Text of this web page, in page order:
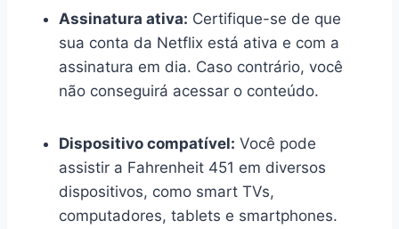
Assinatura ativa: Certifique-se de que
sua conta da Netflix está ativa e com a
assinatura em dia. Caso contrário, você
não conseguirá acessar o conteúdo.
Dispositivo compatível: Você pode
assistir a Fahrenheit 451 em diversos
dispositivos, como smart TVs,
computadores, tablets e smartphones.